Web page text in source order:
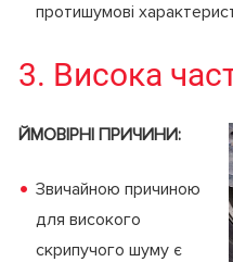
протишумові
3. Висока
ЙМОВІРНІ ПРИЧИНИ:
Звичайною причиною
для високого
скрипучого шуму є